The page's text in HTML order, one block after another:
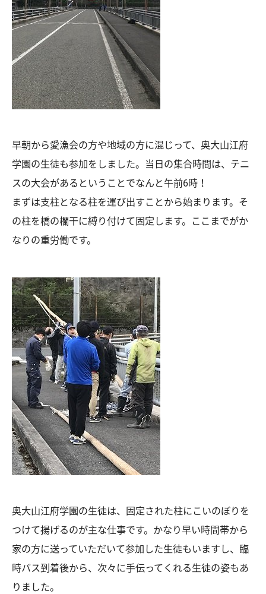
早朝から愛漁会の方や地域の方に混じって、奥大山江府
学園の生徒も参加をしました。当日の集合時間は、テニ
スの大会があるということでなんと午前6時！
まずは支柱となる柱を運び出すことから始まります。そ
の柱を橋の欄干に縛り付けて固定します。ここまでがか
なりの重労働です。
奥大山江府学園の生徒は、固定された柱にこいのぼりを
つけて揚げるのが主な仕事です。かなり早い時間帯から
家の方に送っていただいて参加した生徒もいますし、臨
時バス到着後から、次々に手伝ってくれる生徒の姿もあ
りました。